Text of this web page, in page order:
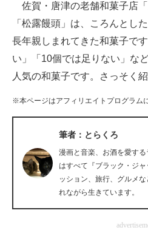
ITの今と未来を見通す
スマホと通信の最新トレンド
進化するPCとデバイスの未来
好きが集まる 比べて選べる
AI活用のいまが分かる
企業ITのトレンドを詳説
マーケ×ITの今がよく分かる
佐賀・唐津の老舗和菓子店
「松露饅頭」は、ころんとし
長年親しまれてきた和菓子で
い」「10個では足りない」な
人気の和菓子です。さっそく
※本ページはアフィリエイトプログラム
筆者：とらくろ
漫画と音楽、お酒を愛す
はすべて『ブラック・ジ
ッション、旅行、グルメ
れながら生きています。